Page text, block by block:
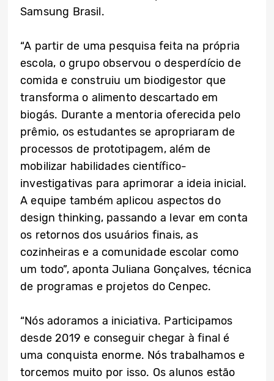
Samsung Brasil.
“A partir de uma pesquisa feita na própria
escola, o grupo observou o desperdício de
comida e construiu um biodigestor que
transforma o alimento descartado em
biogás. Durante a mentoria oferecida pelo
prêmio, os estudantes se apropriaram de
processos de prototipagem, além de
mobilizar habilidades científico-
investigativas para aprimorar a ideia inicial.
A equipe também aplicou aspectos do
design thinking, passando a levar em conta
os retornos dos usuários finais, as
cozinheiras e a comunidade escolar como
um todo”, aponta Juliana Gonçalves, técnica
de programas e projetos do Cenpec.
“Nós adoramos a iniciativa. Participamos
desde 2019 e conseguir chegar à final é
uma conquista enorme. Nós trabalhamos e
torcemos muito por isso. Os alunos estão